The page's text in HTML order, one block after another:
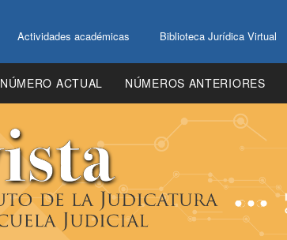
Actividades académicas Biblioteca Jurídica Virtual
NÚMERO ACTUAL NÚMEROS ANTERIORES